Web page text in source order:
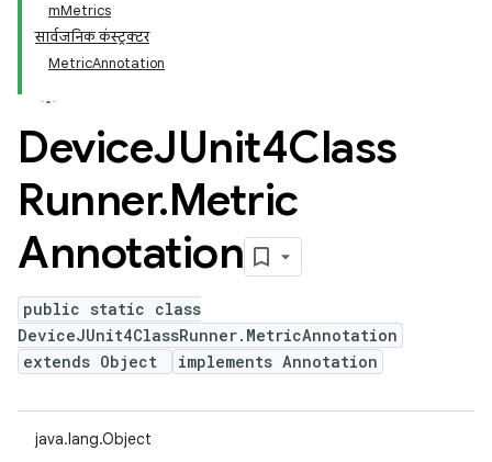
mMetrics
सार्वजनिक कंस्ट्रक्टर
MetricAnnotation
DeviceJUnit4Class
Runner.Metric
Annotation
public static class
DeviceJUnit4ClassRunner.MetricAnnotation
extends Object
implements Annotation
java.lang.Object